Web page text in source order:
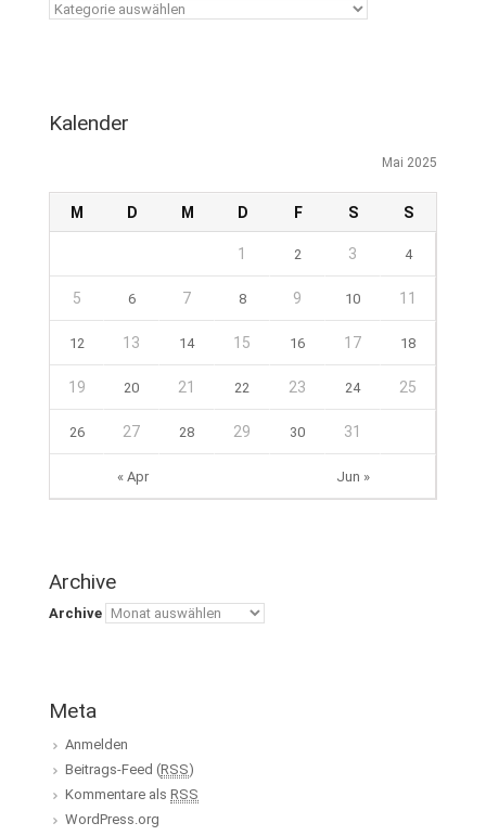
Kalender
Mai 2025
M D M D F S S
« Apr Jun »
1 2 3 4
5 6 7 8 9 10 11
12 13 14 15 16 17 18
19 20 21 22 23 24 25
26 27 28 29 30 31
Archive
Archive
Meta
Anmelden
Beitrags-Feed (RSS)
Kommentare als RSS
WordPress.org